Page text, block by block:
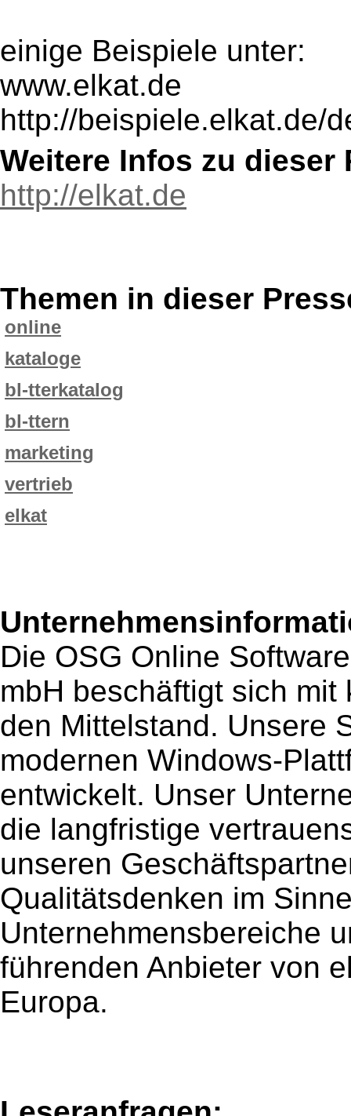
einige Beispiele unter:
www.elkat.de
http://beispiele.elkat.de/
Weitere Infos zu dieser
http://elkat.de
Themen in dieser
online
kataloge
bl-tterkatalog
bl-ttern
marketing
vertrieb
elkat
Die OSG Online
mbH beschäftigt sich
den Mittelstand. Unsere
modernen Windows-
entwickelt. Unser
die langfristige
unseren
Qualitätsdenken im
Unternehmensbereiche
führenden Anbieter von
Europa.